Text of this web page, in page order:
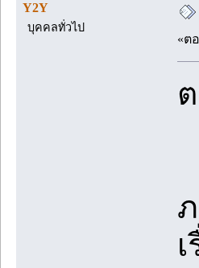
Y2Y
บุคคลทั่วไป
«ต